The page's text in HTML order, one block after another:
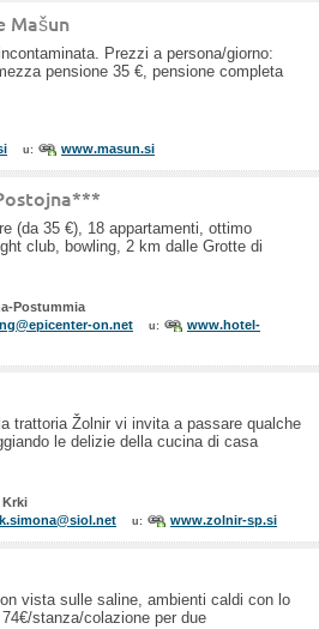
Mašun
Prezzi a persona/giorno:
pensione 35 €, pensione completa
u: www.masun.si
(da 35 €), 18 appartamenti, ottimo
club, bowling, 2 km dalle Grotte di
Postummia
on.net u:
www.hotel-
trattoria Žolnir vi invita a passare qualche
le delizie della cucina di casa
Krki
u: www.zolnir-sp.si
vista sulle saline, ambienti caldi con lo
stanza/colazione per due